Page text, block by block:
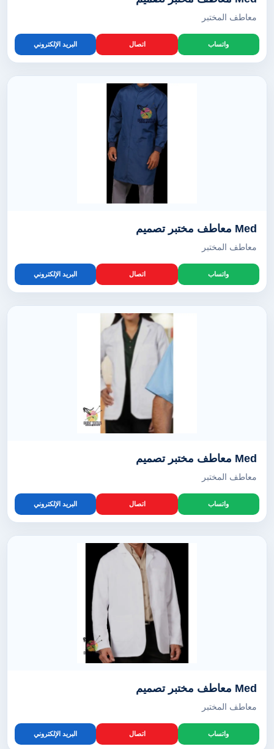
معاطف المختبر
واتساب اتصال البريد الإلكتروني
Med معاطف مختبر تصميم
معاطف المختبر
واتساب اتصال البريد الإلكتروني
Med معاطف مختبر تصميم
معاطف المختبر
واتساب اتصال البريد الإلكتروني
Med معاطف مختبر تصميم
معاطف المختبر
واتساب اتصال البريد الإلكتروني